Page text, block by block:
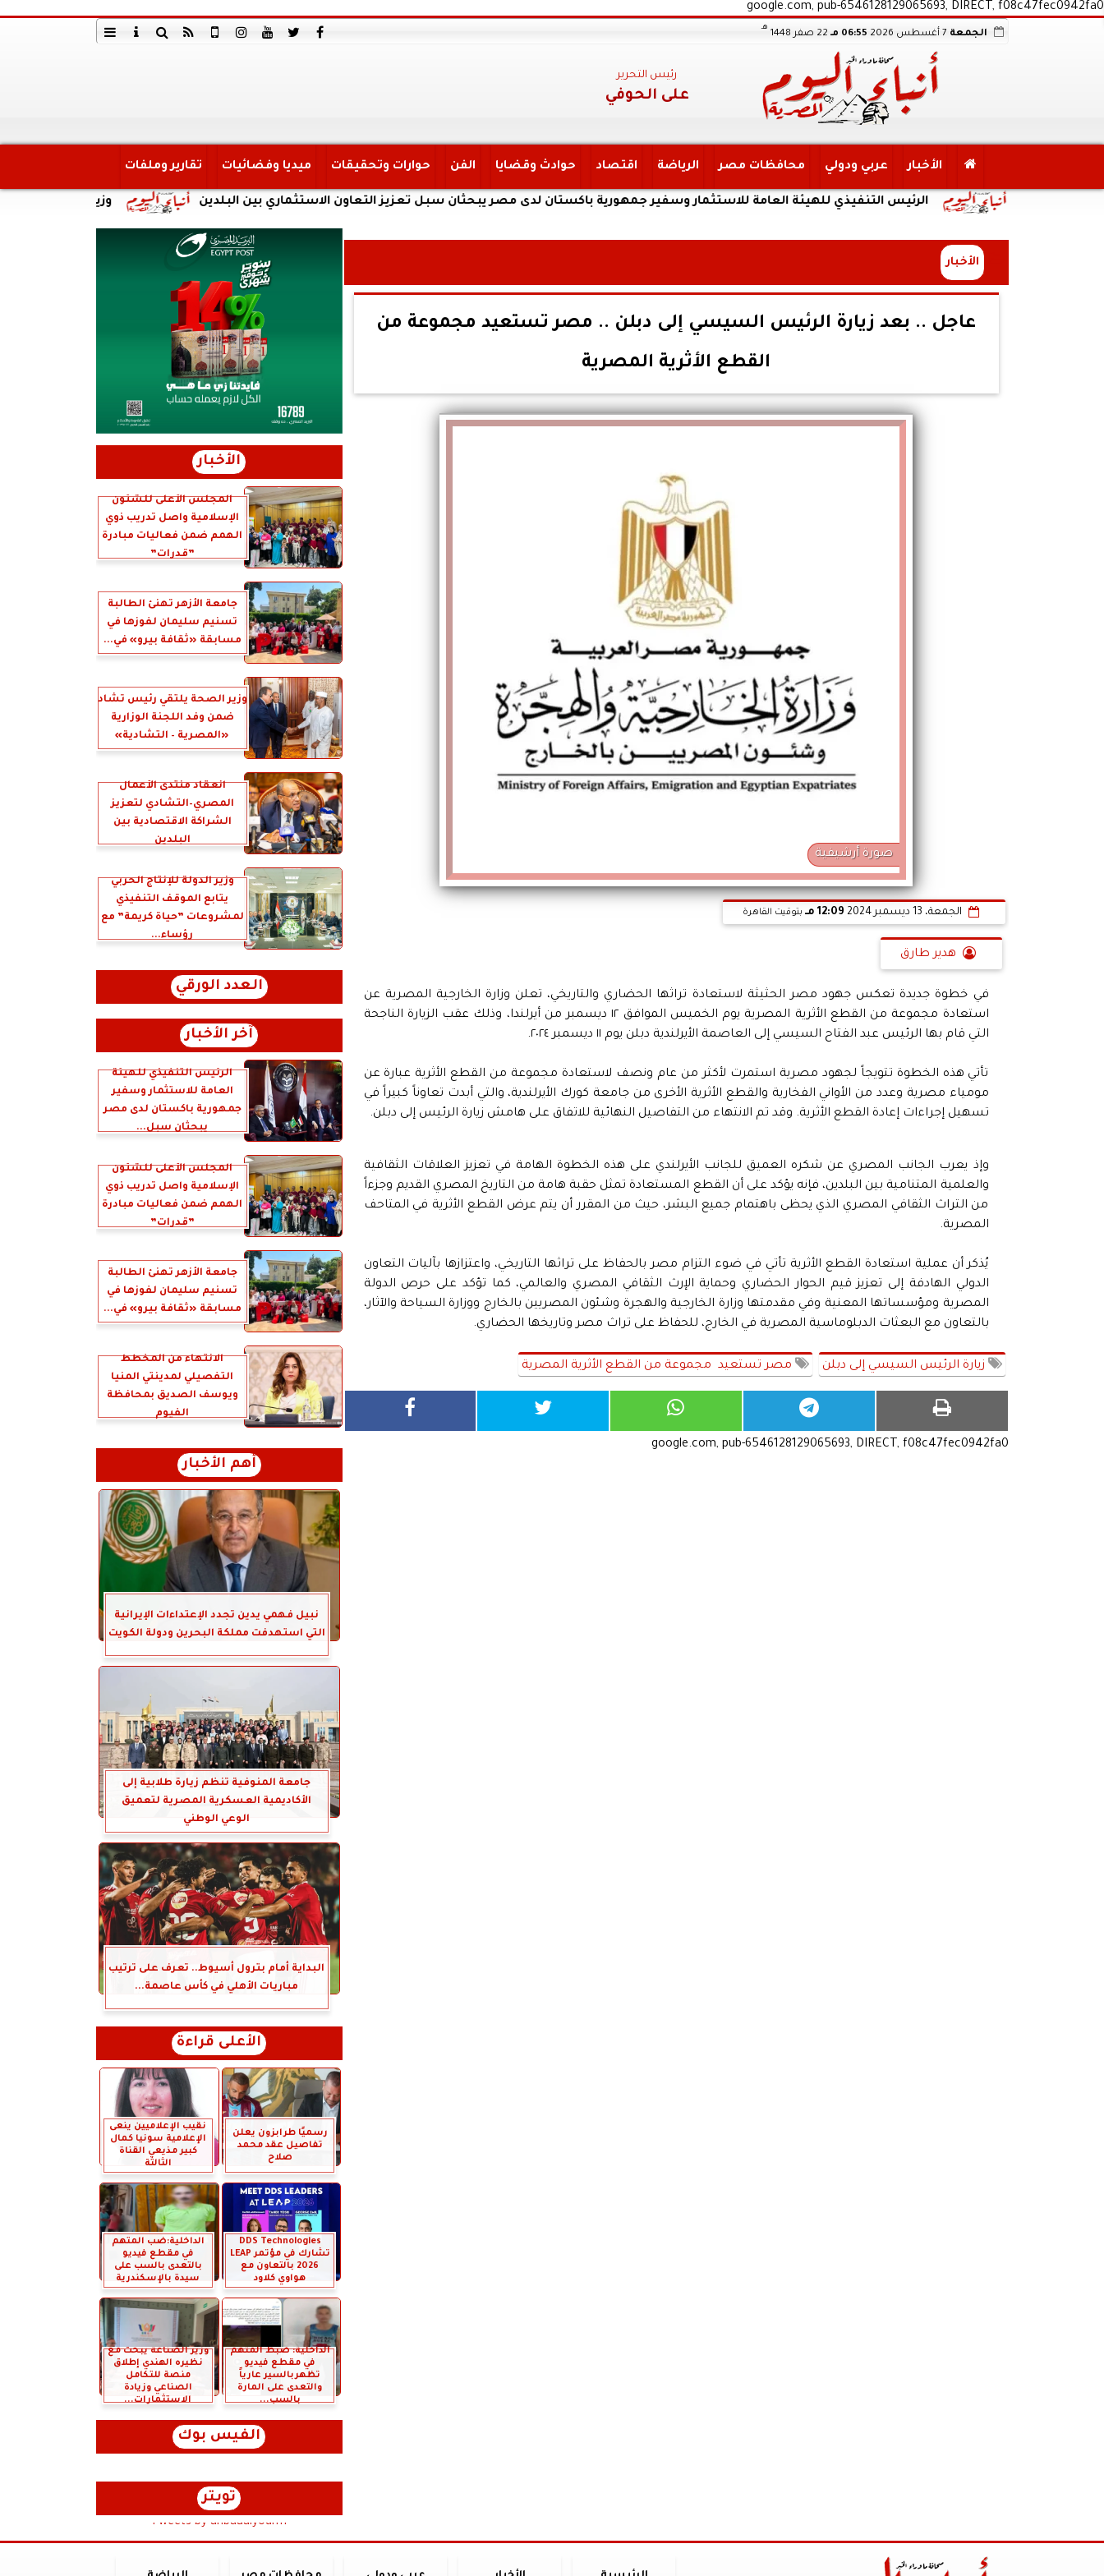
google.com, pub-6546128129065693, DIRECT, f08c47fec0942fa0
الجمعة 06:55 مـ 22 صفر 1448
هـ
رئيس التحرير
على الحوفي
الأخبار عربي ودولي محافظات مصر الرياضة اقتصاد حوادث وقضايا الفن حوارات وتحقيقات ميديا وفضائيات تقارير وملفات
وزير الدولة للإنتاج الرئيس التنفيذي للهيئة العامة للاستثمار وسفير جمهورية باكستان لدى مصر يبحثان سبل تعزيز التعاون الاستثماري بين البلدين
الأخبار
عاجل .. بعد زيارة الرئيس السيسي إلى دبلن .. مصر تستعيد مجموعة من
القطع الأثرية المصرية
صورة أرشيفية
الجمعة، 13 ديسمبر 2024 12:09 مـ بتوقيت القاهرة
هدير طارق
في خطوة جديدة تعكس جهود مصر الحثيثة لاستعادة تراثها الحضاري والتاريخي، تعلن وزارة الخارجية المصرية عن
استعادة مجموعة من القطع الأثرية المصرية يوم الخميس الموافق ١٢ ديسمبر من أيرلندا، وذلك عقب الزيارة الناجحة
التي قام بها الرئيس عبد الفتاح السيسي إلى العاصمة الأيرلندية دبلن يوم ١١ ديسمبر ٢٠٢٤.
تأتي هذه الخطوة تتويجاً لجهود مصرية استمرت لأكثر من عام ونصف لاستعادة مجموعة من القطع الأثرية عبارة عن
مومياء مصرية وعدد من الأواني الفخارية والقطع الأثرية الأخرى من جامعة كورك الأيرلندية، والتي أبدت تعاوناً كبيراً في
تسهيل إجراءات إعادة القطع الأثرية. وقد تم الانتهاء من التفاصيل النهائية للاتفاق على هامش زيارة الرئيس إلى دبلن.
وإذ يعرب الجانب المصري عن شكره العميق للجانب الأيرلندي على هذه الخطوة الهامة في تعزيز العلاقات الثقافية
والعلمية المتنامية بين البلدين، فإنه يؤكد على أن القطع المستعادة تمثل حقبة هامة من التاريخ المصري القديم وجزءاً
من التراث الثقافي المصري الذي يحظى باهتمام جميع البشر، حيث من المقرر أن يتم عرض القطع الأثرية في المتاحف
المصرية.
يُذكر أن عملية استعادة القطع الأثرية تأتي في ضوء التزام مصر بالحفاظ على تراثها التاريخي، واعتزازها بآليات التعاون
الدولي الهادفة إلى تعزيز قيم الحوار الحضاري وحماية الإرث الثقافي المصري والعالمي، كما تؤكد على حرص الدولة
المصرية ومؤسساتها المعنية وفي مقدمتها وزارة الخارجية والهجرة وشئون المصريين بالخارج ووزارة السياحة والآثار،
بالتعاون مع البعثات الدبلوماسية المصرية في الخارج، للحفاظ على تراث مصر وتاريخها الحضاري.
زيارة الرئيس السيسي إلى دبلن مصر تستعيد مجموعة من القطع الأثرية المصرية
google.com, pub-6546128129065693, DIRECT, f08c47fec0942fa0
الأخبار
المجلس الأعلى للشئون
الإسلامية واصل تدريب ذوي
الهمم ضمن فعاليات مبادرة
”قدرات”
جامعة الأزهر تهنئ الطالبة
تسنيم سليمان لفوزها في
مسابقة «ثقافة بيرو» في...
وزير الصحة يلتقي رئيس تشاد
ضمن وفد اللجنة الوزارية
«المصرية – التشادية»
انعقاد منتدى الأعمال
المصري–التشادي لتعزيز
الشراكة الاقتصادية بين
البلدين
وزير الدولة للإنتاج الحربي
يتابع الموقف التنفيذي
لمشروعات ”حياة كريمة” مع
رؤساء...
العدد الورقي
آخر الأخبار
الرئيس التنفيذي للهيئة
العامة للاستثمار وسفير
جمهورية باكستان لدى مصر
يبحثان سبل...
المجلس الأعلى للشئون
الإسلامية واصل تدريب ذوي
الهمم ضمن فعاليات مبادرة
”قدرات”
جامعة الأزهر تهنئ الطالبة
تسنيم سليمان لفوزها في
مسابقة «ثقافة بيرو» في...
الانتهاء من المخطط
التفصيلي لمدينتي المنيا
ويوسف الصديق بمحافظة
الفيوم
أهم الأخبار
نبيل فهمي يدين تجدد الإعتداءات الإيرانية
التي استهدفت مملكة البحرين ودولة الكويت
جامعة المنوفية تنظم زيارة طلابية إلى
الأكاديمية العسكرية المصرية لتعميق
الوعي الوطني
البداية أمام بترول أسيوط.. تعرف على ترتيب
مباريات الأهلي في كأس عاصمة...
الأعلى قراءة
رسميًا طرابزون يعلن
تفاصيل عقد محمد
صلاح
نقيب الإعلاميين ينعى
الإعلامية سونيا كمال
كبير مذيعي القناة
الثالثة
DDS Technologies
تشارك في مؤتمر LEAP
2026 بالتعاون مع
هواوي كلاود
الداخلية:ضب المتهم
في مقطع فيديو
بالتعدى بالسب على
سيدة بالإسكندرية
الداخلية: ضبط المتهم
في مقطع فيديو
تظهربالسير عارياً
والتعدى على المارة
بالسب...
وزير الصناعة يبحث مع
نظيره الهندي إطلاق
منصة للتكامل
الصناعي وزيادة
الاستثمارات...
الفيس بوك
تويتر
Tweets by anbaaalyoum1